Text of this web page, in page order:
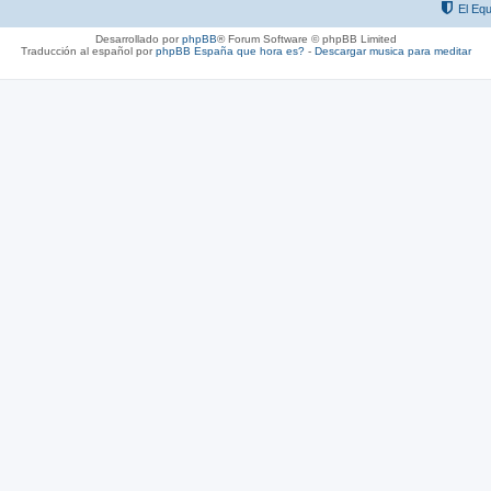
El
Desarrollado porphpBB® Forum Software © phpBB Limited
Traducción al español porphpBB España que hora es?- Descargar musica para meditar